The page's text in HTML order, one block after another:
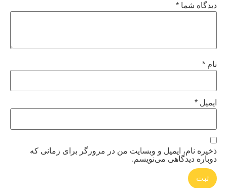
دیدگاه شما*
نام*
ایمیل *
ذخیره نام، ایمیل و وبسایت من در مرورگر برای زمانی که
دوباره دیدگاهی می‌نویسم.